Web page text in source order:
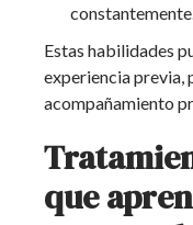
constantemente.
Estas habilidades
experiencia previa,
acompañamiento
que